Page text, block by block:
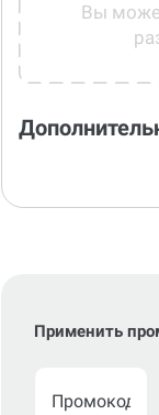
Вы
Применить